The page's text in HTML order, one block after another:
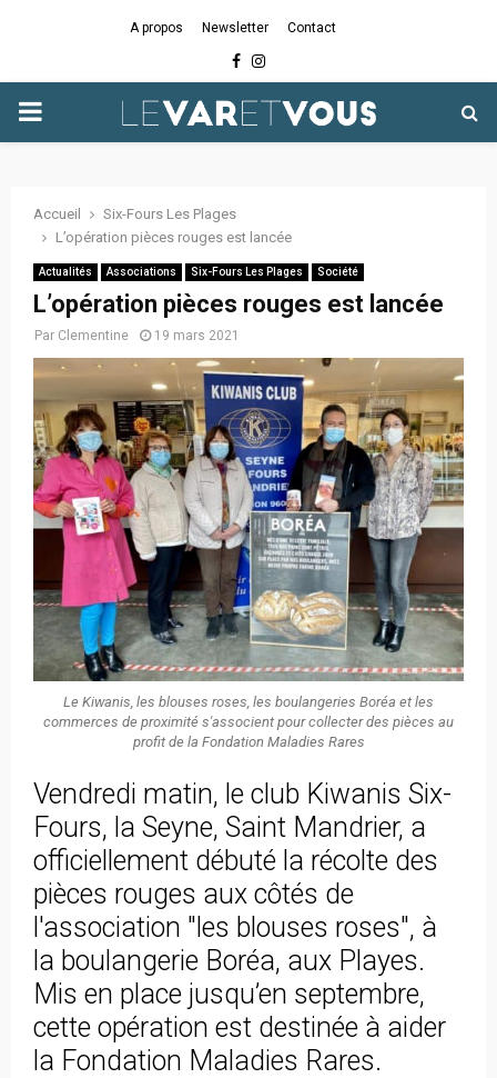
A propos Newsletter Contact
Facebook
Instagram
PRIMARY
Accueil
Six-Fours Les Plages
L’opération pièces rouges est lancée
Actualités Associations Six-Fours Les Plages Société
L’opération pièces rouges est lancée
Par Clementine 19 mars 2021
Le Kiwanis, les blouses roses, les boulangeries Boréa et les
commerces de proximité s'associent pour collecter des pièces au
profit de la Fondation Maladies Rares
Vendredi matin, le club Kiwanis Six-
Fours, la Seyne, Saint Mandrier, a
officiellement débuté la récolte des
pièces rouges aux côtés de
l'association "les blouses roses", à
la boulangerie Boréa, aux Playes.
Mis en place jusqu’en septembre,
cette opération est destinée à aider
la Fondation Maladies Rares.